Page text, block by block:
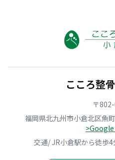
こころ整
〒
福岡県北九州市小倉北区魚
交通/ JR小倉駅から徒歩